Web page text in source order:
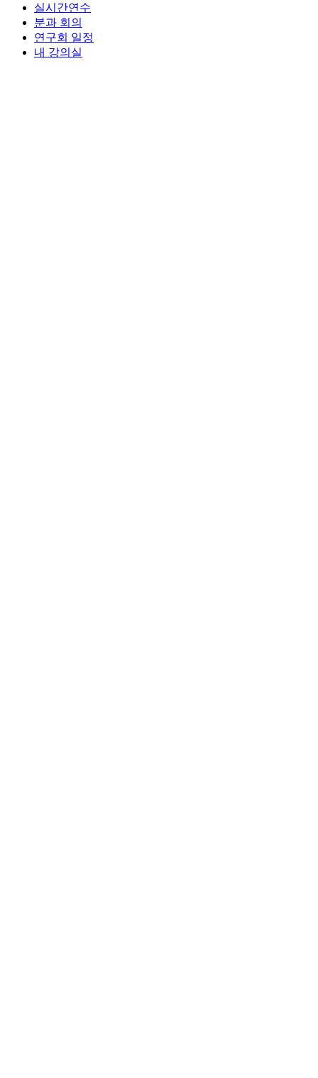
실시간연수
분과 회의
연구회 일정
내 강의실